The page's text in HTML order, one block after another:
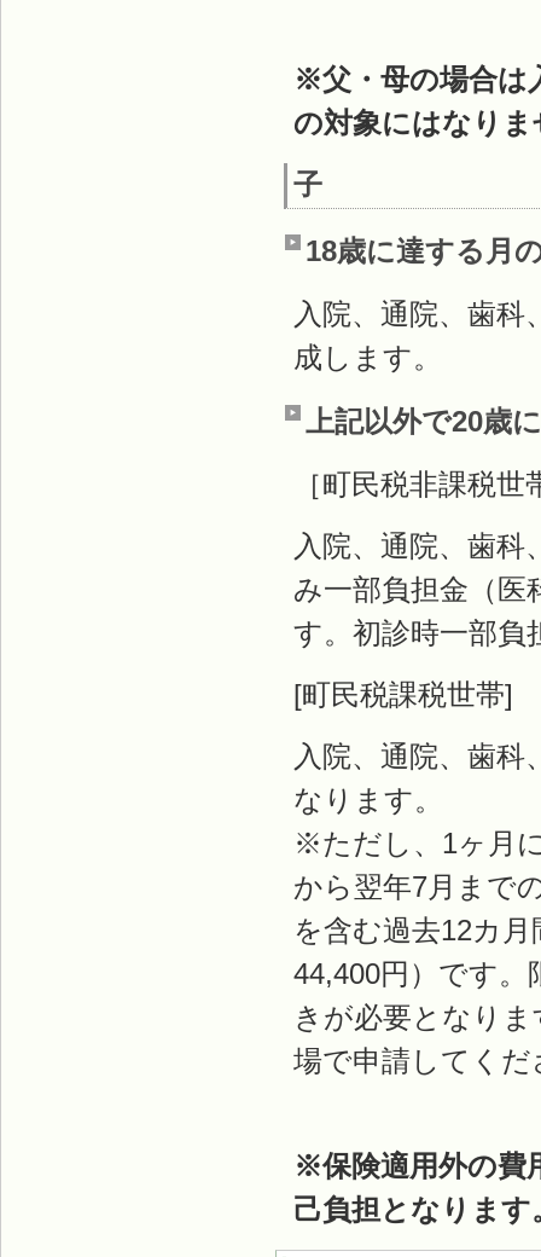
※父・母の場合は
の対象にはなりま
子
18歳に達する月
入院、通院、歯
成します。
上記以外で20歳
［町民税非課税世
入院、通院、歯
み一部負担金（医
す。初診時一部負
[町民税課税世帯]
入院、通院、歯
なります。
※ただし、1ヶ月
から翌年7月まで
を含む過去12カ
44,400円）です
きが必要となり
場で申請してくだ
※保険適用外の費
己負担となります